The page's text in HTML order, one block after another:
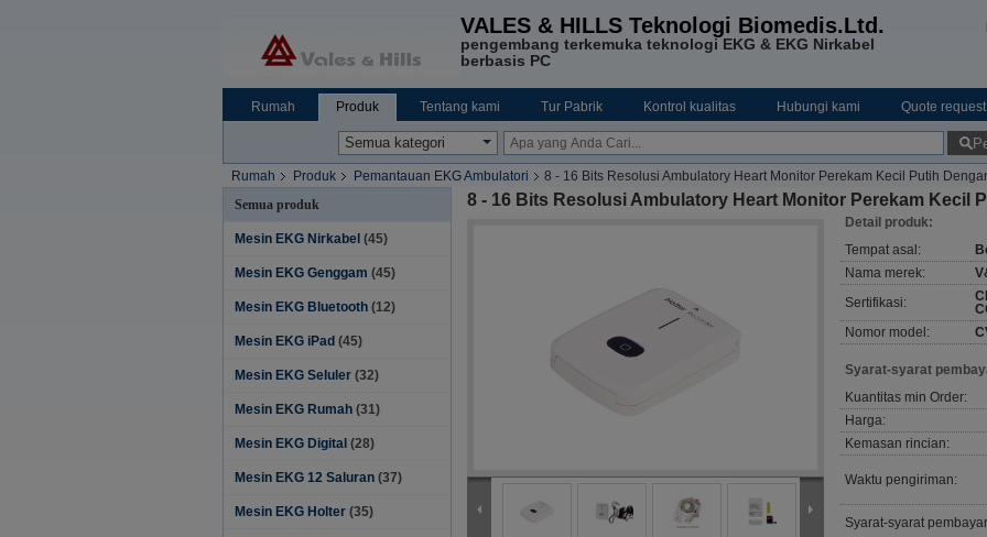
VALES & HILLS Teknologi Biomedis.Ltd.
pengembang terkemuka teknologi EKG & EKG Nirkabel
berbasis PC
Rumah Produk Tentang kami Tur Pabrik Kontrol kualitas Hubungi kami Quote
Rumah Produk Pemantauan EKG Ambulatori 8 - 16 Bits Resolusi Ambulatory Heart Monitor Perekam Kecil Putih
Semua produk
Mesin EKG Nirkabel (45)
Mesin EKG Genggam (45)
Mesin EKG Bluetooth (12)
Mesin EKG iPad (45)
Mesin EKG Seluler (32)
Mesin EKG Rumah (31)
Mesin EKG Digital (28)
Mesin EKG 12 Saluran (37)
Mesin EKG Holter (35)
8 - 16 Bits Resolusi Ambulatory Heart Monitor Perekam Kecil
Detail produk:
Tempat asal:
Nama merek:
Sertifikasi:
Nomor model:
Syarat-syarat
Kuantitas min Order:
Harga:
Kemasan rincian:
Waktu pengiriman:
Syarat-syarat